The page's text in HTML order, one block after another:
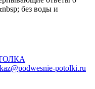
без воды и
potolki.ru